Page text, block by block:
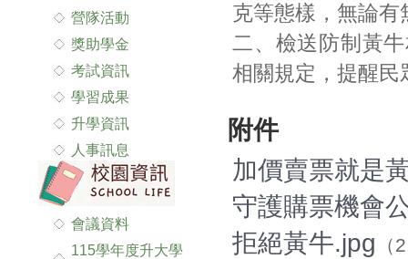
營隊活動
獎助學金
考試資訊
學習成果
升學資訊
人事訊息
會議資料
115學年度升大學
克等態樣，無論
二、檢送防制黃
相關規定，提醒民
附件
加價賣票就是
守護購票機會
拒絕黃牛.jpg （